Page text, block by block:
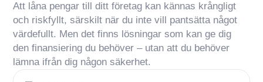
Att låna pengar till ditt företag kan kännas krångligt
och riskfyllt, särskilt när du inte vill pantsätta något
värdefullt. Men det finns lösningar som kan ge dig
den finansiering du behöver – utan att du behöver
lämna ifrån dig någon säkerhet.